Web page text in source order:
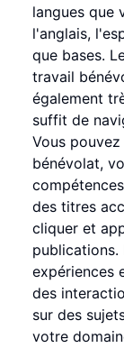
langues que
l'anglais,
que bases.
travail
également
suffit de
Vous
bénévolat,
des titres
cliquer et
publications.
expériences
des
sur des
votre